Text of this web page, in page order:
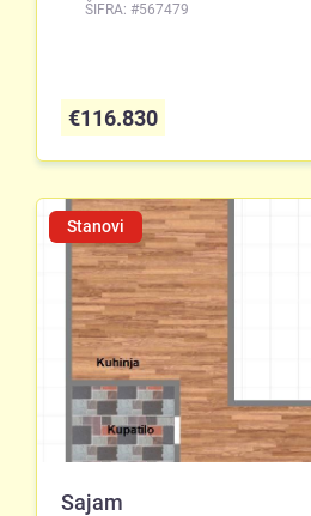
ŠIFRA: #567479
€116.830
Stanovi
Sajam